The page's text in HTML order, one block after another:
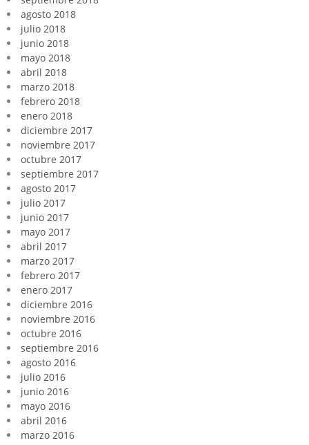
agosto 2018
julio 2018
junio 2018
mayo 2018
abril 2018
marzo 2018
febrero 2018
enero 2018
diciembre 2017
noviembre 2017
octubre 2017
septiembre 2017
agosto 2017
julio 2017
junio 2017
mayo 2017
abril 2017
marzo 2017
febrero 2017
enero 2017
diciembre 2016
noviembre 2016
octubre 2016
septiembre 2016
agosto 2016
julio 2016
junio 2016
mayo 2016
abril 2016
marzo 2016